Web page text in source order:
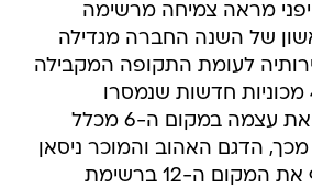
מראה צמיחה מרשימה
של השנה החברה מגדילה
את מכירותיה לעומת התקופה המקבילה
אשתקד, עם 4,100 מכוניות חדשות שנמסרו
ללקוחות וממצבת את עצמה במקום ה-6 מכלל
הדגם האהוב והמוכר ניסאן
ג'וק ההיברידי, קטף את המקום ה-12 ברשימת